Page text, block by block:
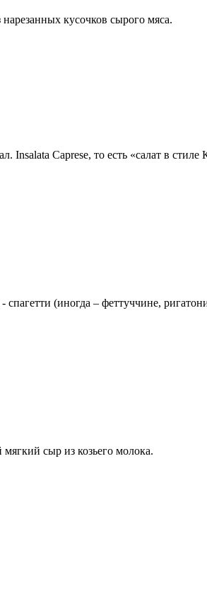
кусочков сырого мяса.
Insalata Сaprese, то есть «салат в
- спагетти (иногда – феттуччине,
сыр из козьего молока.